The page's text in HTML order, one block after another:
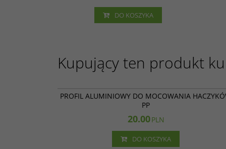
DO KOSZYKA
Kupujący ten produkt
PROFIL ALUMINIOWY DO MOCOWANIA
PP
20.00PLN
DO KOSZYKA